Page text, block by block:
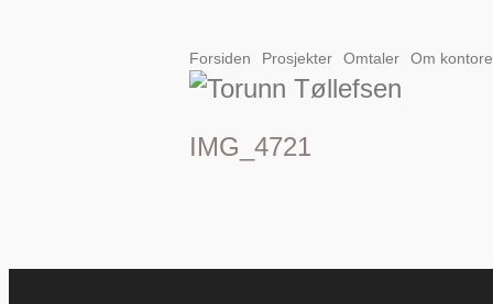
Forsiden Prosjekter Omtaler Om
IMG_4721